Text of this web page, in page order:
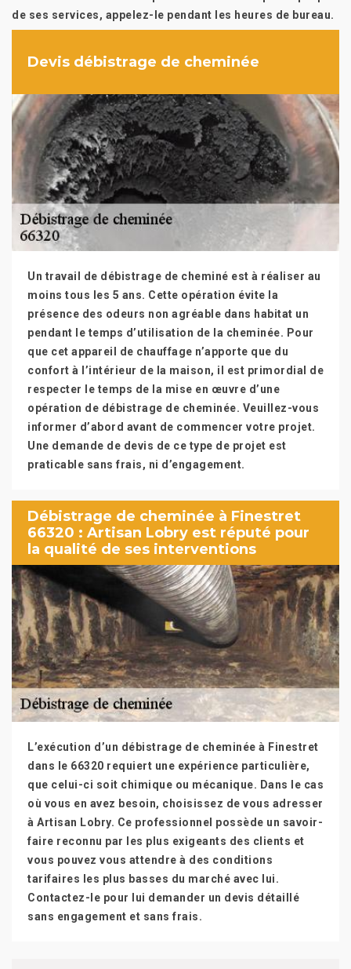
de ses services, appelez-le pendant les heures de bureau.
Devis débistrage de cheminée
Un travail de débistrage de cheminé est à réaliser au
moins tous les 5 ans. Cette opération évite la
présence des odeurs non agréable dans habitat un
pendant le temps d’utilisation de la cheminée. Pour
que cet appareil de chauffage n’apporte que du
confort à l’intérieur de la maison, il est primordial de
respecter le temps de la mise en œuvre d’une
opération de débistrage de cheminée. Veuillez-vous
informer d’abord avant de commencer votre projet.
Une demande de devis de ce type de projet est
praticable sans frais, ni d’engagement.
Débistrage de cheminée à Finestret
66320 : Artisan Lobry est réputé pour
la qualité de ses interventions
L’exécution d’un débistrage de cheminée à Finestret
dans le 66320 requiert une expérience particulière,
que celui-ci soit chimique ou mécanique. Dans le cas
où vous en avez besoin, choisissez de vous adresser
à Artisan Lobry. Ce professionnel possède un savoir-
faire reconnu par les plus exigeants des clients et
vous pouvez vous attendre à des conditions
tarifaires les plus basses du marché avec lui.
Contactez-le pour lui demander un devis détaillé
sans engagement et sans frais.